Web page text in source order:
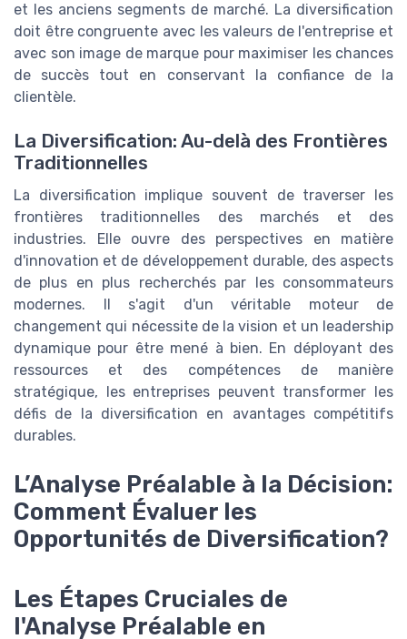
et les anciens segments de marché. La diversification
doit être congruente avec les valeurs de l'entreprise et
avec son image de marque pour maximiser les chances
de succès tout en conservant la confiance de la
clientèle.
La Diversification: Au-delà des Frontières
Traditionnelles
La diversification implique souvent de traverser les
frontières traditionnelles des marchés et des
industries. Elle ouvre des perspectives en matière
d'innovation et de développement durable, des aspects
de plus en plus recherchés par les consommateurs
modernes. Il s'agit d'un véritable moteur de
changement qui nécessite de la vision et un leadership
dynamique pour être mené à bien. En déployant des
ressources et des compétences de manière
stratégique, les entreprises peuvent transformer les
défis de la diversification en avantages compétitifs
durables.
L’Analyse Préalable à la Décision:
Comment Évaluer les
Opportunités de Diversification?
Les Étapes Cruciales de
l'Analyse Préalable en